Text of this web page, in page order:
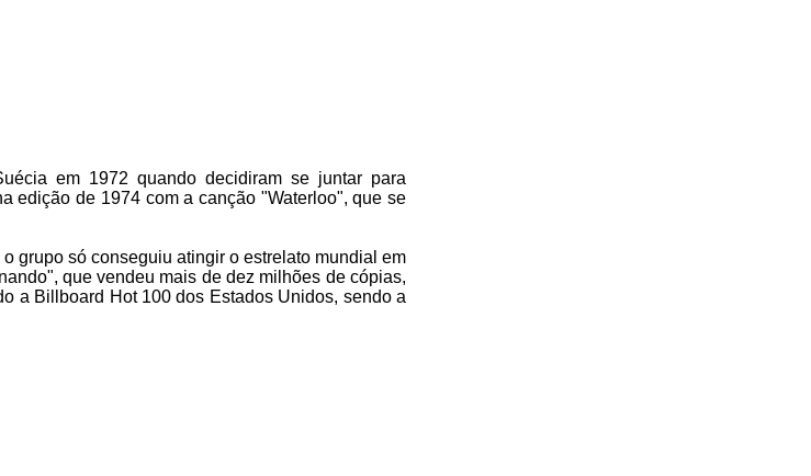
em 1972 quando decidiram se juntar para
edição de 1974 com a canção "Waterloo", que se
grupo só conseguiu atingir o estrelato mundial em
que vendeu mais de dez milhões de cópias,
a Billboard Hot 100 dos Estados Unidos, sendo a